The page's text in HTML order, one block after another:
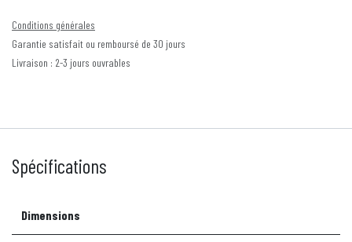
Conditions générales
Garantie satisfait ou remboursé de 30 jours
Livraison : 2-3 jours ouvrables
Spécifications
Dimensions